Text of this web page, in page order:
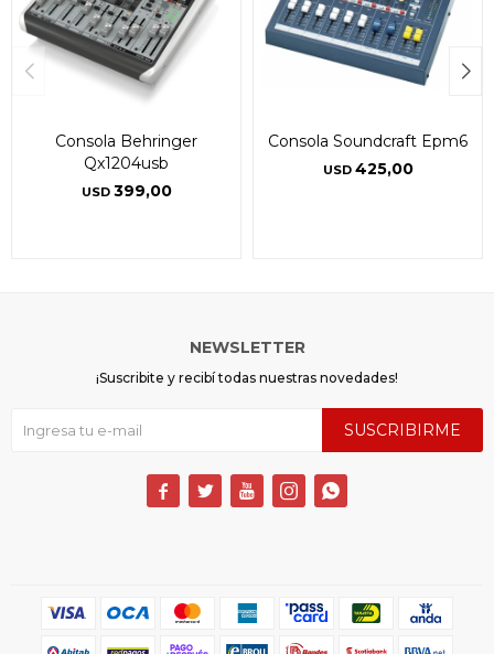
Consola Behringer
Qx1204usb
USD 399,00
Consola Soundcraft Epm6
USD 425,00
NEWSLETTER
¡Suscribite y recibí todas nuestras novedades!
SUSCRIBIRME
    